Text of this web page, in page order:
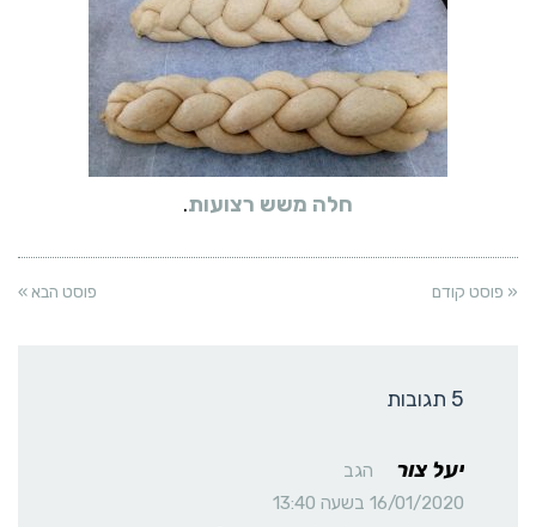
חלה משש רצועות.
« פוסט קודם פוסט הבא »
5 תגובות
יעל צור
הגב
16/01/2020 בשעה 13:40